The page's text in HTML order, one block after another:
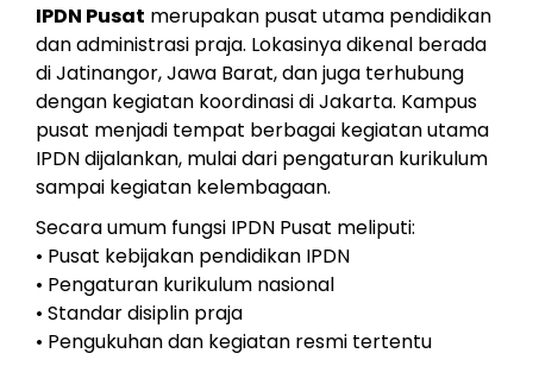
IPDN Pusat merupakan pusat utama pendidikan
dan administrasi praja. Lokasinya dikenal berada
di Jatinangor, Jawa Barat, dan juga terhubung
dengan kegiatan koordinasi di Jakarta. Kampus
pusat menjadi tempat berbagai kegiatan utama
IPDN dijalankan, mulai dari pengaturan kurikulum
sampai kegiatan kelembagaan.
Secara umum fungsi IPDN Pusat meliputi:
• Pusat kebijakan pendidikan IPDN
• Pengaturan kurikulum nasional
• Standar disiplin praja
• Pengukuhan dan kegiatan resmi tertentu